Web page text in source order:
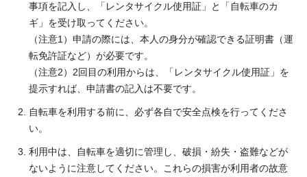
事項を記入し、「レンタサイクル使用証」と「自転車のカ
ギ」を受け取ってください。
（注意1）申請の際には、本人の身分が確認できる証明書（運
転免許証など）が必要です。
（注意2）2回目の利用からは、「レンタサイクル使用証」を
提示すれば、申請書の記入は不要です。
自転車を利用する前に、必ず各自で安全点検を行ってくださ
い。
利用中は、自転車を適切に管理し、破損・紛失・盗難などが
ないように注意してください。これらの損害が利用者の故意